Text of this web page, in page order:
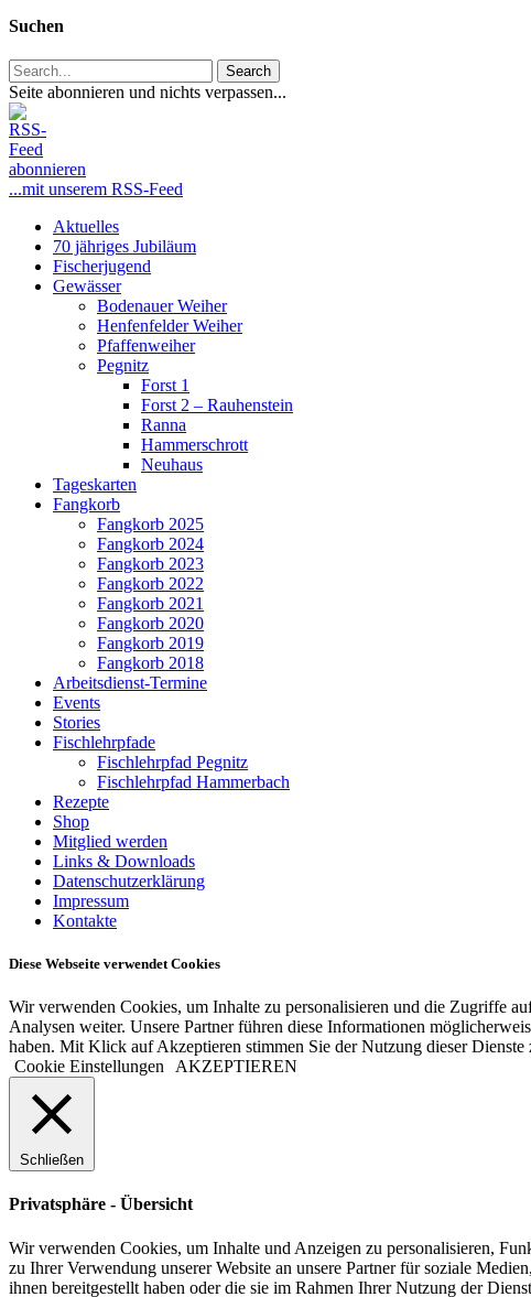
Suchen
Search
Seite abonnieren und nichts verpassen...
...mit unserem RSS-Feed
Close
Menu
Aktuelles
70 jähriges Jubiläum
Fischerjugend
Gewässer
Bodenauer Weiher
Henfenfelder Weiher
Pfaffenweiher
Pegnitz
Forst 1
Forst 2 – Rauhenstein
Ranna
Hammerschrott
Neuhaus
Tageskarten
Fangkorb
Fangkorb 2025
Fangkorb 2024
Fangkorb 2023
Fangkorb 2022
Fangkorb 2021
Fangkorb 2020
Fangkorb 2019
Fangkorb 2018
Arbeitsdienst-Termine
Events
Stories
Fischlehrpfade
Fischlehrpfad Pegnitz
Fischlehrpfad Hammerbach
Rezepte
Shop
Mitglied werden
Links & Downloads
Datenschutzerklärung
Impressum
Kontakte
Diese Webseite verwendet Cookies
Wir verwenden Cookies, um Inhalte zu personalisieren und die Zugriffe
Analysen weiter. Unsere Partner führen diese Informationen
haben. Mit Klick auf Akzeptieren stimmen Sie der Nutzung dieser
Cookie Einstellungen
AKZEPTIEREN
Schließen
Privatsphäre - Übersicht
Wir verwenden Cookies, um Inhalte und Anzeigen zu personalisieren,
zu Ihrer Verwendung unserer Website an unsere Partner für soziale
ihnen bereitgestellt haben oder die sie im Rahmen Ihrer Nutzung der